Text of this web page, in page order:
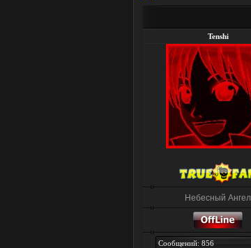
Tenshi
Небесный Ангел
Сообщений: 856